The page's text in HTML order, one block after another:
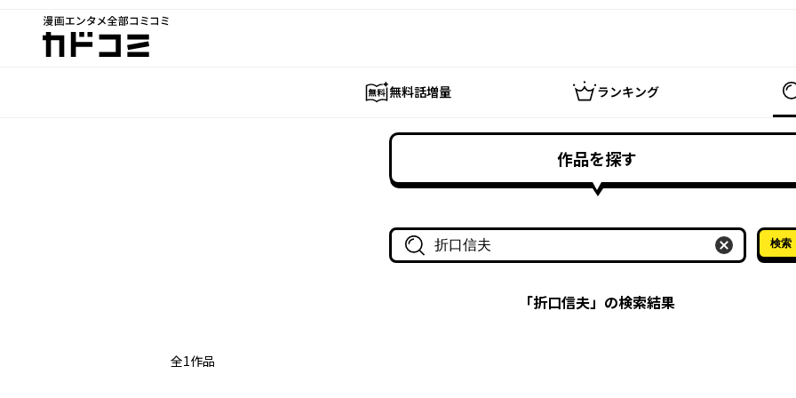
漫画エンタメ全部コミコミ
カドコミ
無料話増量 ランキング
作品を探す
作品名・作家名で探す
検索
「折口信夫」の検索結果
全1作品